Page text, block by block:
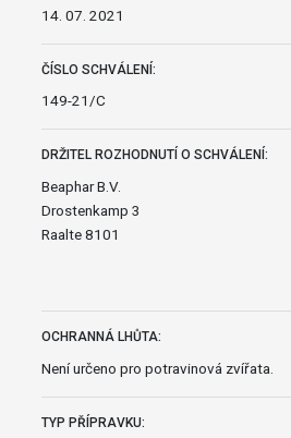
14. 07. 2021
ČÍSLO SCHVÁLENÍ:
149-21/C
DRŽITEL ROZHODNUTÍ O SCHVÁLENÍ:
Beaphar B.V.
Drostenkamp 3
Raalte 8101
OCHRANNÁ LHŮTA:
Není určeno pro potravinová zvířata.
TYP PŘÍPRAVKU: